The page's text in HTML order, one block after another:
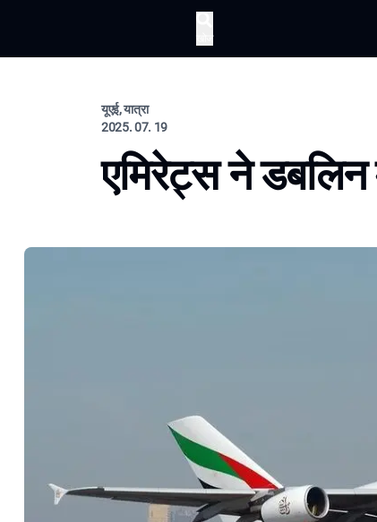
यूएई, यात्रा
2025. 07. 19
एमिरेट्स ने डबलिन